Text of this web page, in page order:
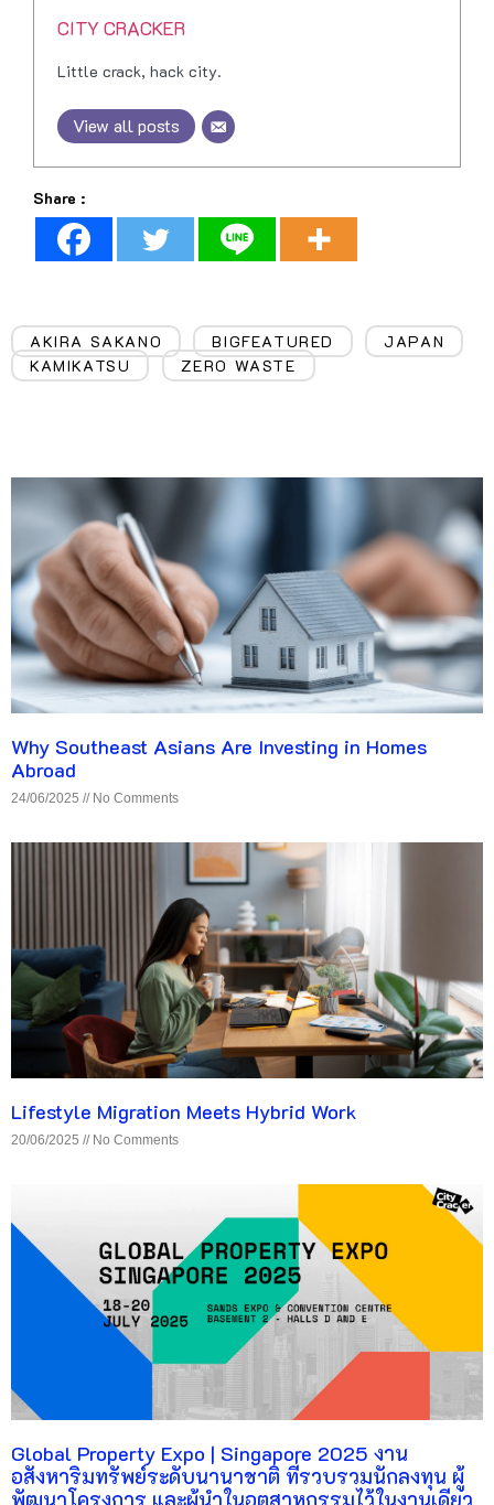
CITY CRACKER
Little crack, hack city.
View all posts
Share :
AKIRA SAKANO BIGFEATURED JAPAN
KAMIKATSU ZERO WASTE
Why Southeast Asians Are Investing in Homes
Abroad
24/06/2025 No Comments
Lifestyle Migration Meets Hybrid Work
20/06/2025 No Comments
Global Property Expo | Singapore 2025 งาน
อสังหาริมทรัพย์ระดับนานาชาติ ที่รวบรวมนักลงทุน ผู้
พัฒนาโครงการ และผู้นำในอุตสาหกรรมไว้ในงานเดียว